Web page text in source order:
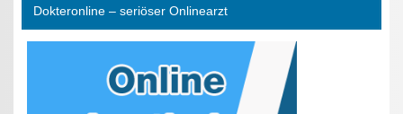
Dokteronline – seriöser Onlinearzt